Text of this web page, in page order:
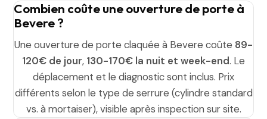
Combien coûte une ouverture de porte à
Bevere ?
Une ouverture de porte claquée à Bevere coûte 89-
120€ de jour, 130-170€ la nuit et week-end. Le
déplacement et le diagnostic sont inclus. Prix
différents selon le type de serrure (cylindre standard
vs. à mortaiser), visible après inspection sur site.